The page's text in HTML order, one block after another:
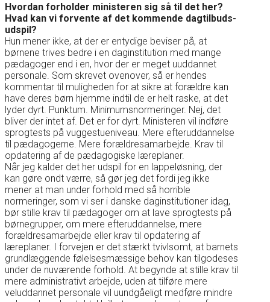
Hvordan forholder ministeren sig så til det her?
Hvad kan vi forvente af det kommende dagtilbuds-
udspil?
Hun mener ikke, at der er entydige beviser på, at
børnene trives bedre i en daginstitution med mange
pædagoger end i en, hvor der er meget uuddannet
personale. Som skrevet ovenover, så er hendes
kommentar til muligheden for at sikre at forældre kan
have deres børn hjemme indtil de er helt raske, at det
lyder dyrt. Punktum. Minimumsnormeringer. Nej, det
bliver der intet af. Det er for dyrt. Ministeren vil indføre
sprogtests på vuggestueniveau. Mere efteruddannelse
til pædagogerne. Mere forældresamarbejde. Krav til
opdatering af de pædagogiske læreplaner.
Når jeg kalder det her udspil for en lappeløsning, der
kan gøre ondt værre, så gør jeg det fordi jeg ikke
mener at man under forhold med så horrible
normeringer, som vi ser i danske daginstitutioner idag,
bør stille krav til pædagoger om at lave sprogtests på
børnegrupper, om mere efteruddannelse, mere
forældresamarbejde eller krav til opdatering af
læreplaner. I forvejen er det stærkt tvivlsomt, at barnets
grundlæggende følelsesmæssige behov kan tilgodeses
under de nuværende forhold. At begynde at stille krav til
mere administrativt arbejde, uden at tilføre mere
veluddannet personale vil uundgåeligt medføre mindre